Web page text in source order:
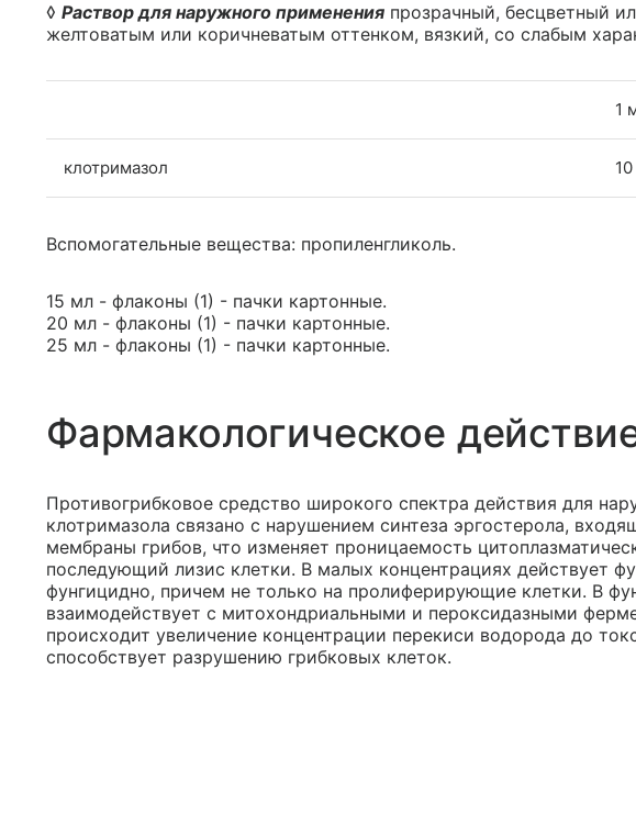
◊ Раствор для наружного применения прозрачный, бесцветный
желтоватым или коричневатым оттенком, вязкий, со слабым
1
клотримазол
Вспомогательные вещества: пропиленгликоль.
15 мл - флаконы (1) - пачки картонные.
20 мл - флаконы (1) - пачки картонные.
25 мл - флаконы (1) - пачки картонные.
Фармакологическое
Противогрибковое средство широкого спектра действия для
клотримазола связано с нарушением синтеза эргостерола,
мембраны грибов, что изменяет проницаемость
последующий лизис клетки. В малых концентрациях действует
фунгицидно, причем не только на пролиферирующие клетки. В
взаимодействует с митохондриальными и пероксидазными
происходит увеличение концентрации перекиси водорода до
способствует разрушению грибковых клеток.